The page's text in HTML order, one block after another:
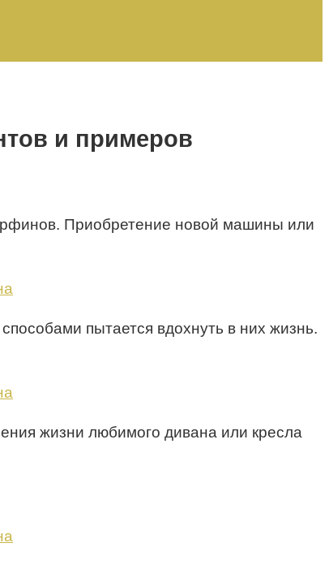
и примеров
Приобретение новой машины или
пытается вдохнуть в них жизнь.
жизни любимого дивана или кресла